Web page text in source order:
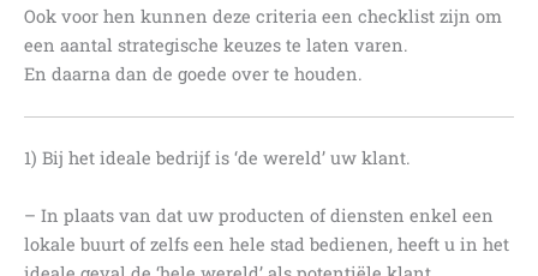
Ook voor hen kunnen deze criteria een checklist zijn om
een aantal strategische keuzes te laten varen.
En daarna dan de goede over te houden.
1) Bij het ideale bedrijf is ‘de wereld’ uw klant.
– In plaats van dat uw producten of diensten enkel een
lokale buurt of zelfs een hele stad bedienen, heeft u in het